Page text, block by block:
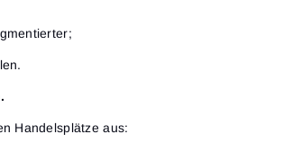
Handelsplätze aus: